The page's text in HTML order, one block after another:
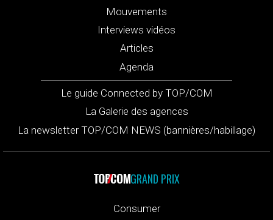
Mouvements
Interviews vidéos
Articles
Agenda
Le guide Connected by TOP/COM
La Galerie des agences
La newsletter TOP/COM NEWS (bannières/habillage)
GRAND PRIX
Consumer